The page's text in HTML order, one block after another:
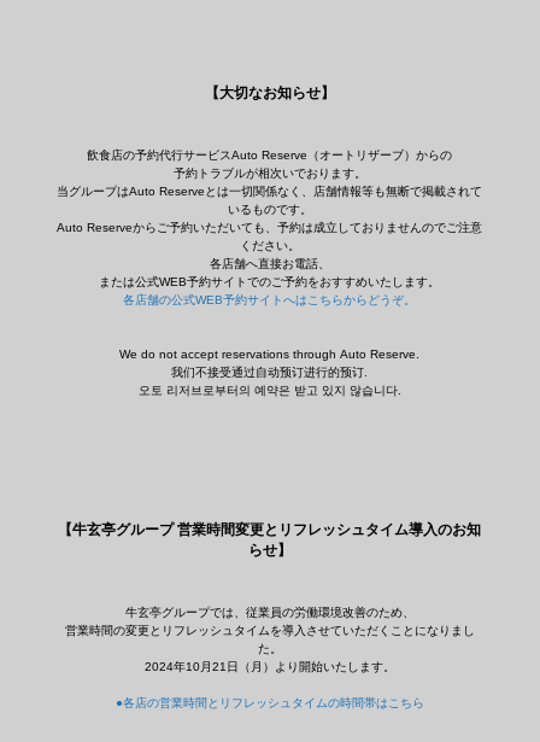
【大切なお知らせ】
飲食店の予約代行サービスAuto Reserve（オートリザーブ）からの
予約トラブルが相次いでおります。
当グループはAuto Reserveとは一切関係なく、店舗情報等も無断で掲載されて
いるものです。
Auto Reserveからご予約いただいても、予約は成立しておりませんのでご注意
ください。
各店舗へ直接お電話、
または公式WEB予約サイトでのご予約をおすすめいたします。
各店舗の公式WEB予約サイトへはこちらからどうぞ。
We do not accept reservations through Auto Reserve.
我们不接受通过自动预订进行的预订.
오토 리저브로부터의 예약은 받고 있지 않습니다.
【牛玄亭グループ 営業時間変更とリフレッシュタイム導入のお知
らせ】
牛玄亭グループでは、従業員の労働環境改善のため、
営業時間の変更とリフレッシュタイムを導入させていただくことになりまし
た。
2024年10月21日（月）より開始いたします。
●各店の営業時間とリフレッシュタイムの時間帯はこちら